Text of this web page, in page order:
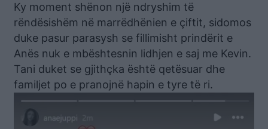
Ky moment shënon një ndryshim të
rëndësishëm në marrëdhënien e çiftit, sidomos
duke pasur parasysh se fillimisht prindërit e
Anës nuk e mbështesnin lidhjen e saj me Kevin.
Tani duket se gjithçka është qetësuar dhe
familjet po e pranojnë hapin e tyre të ri.